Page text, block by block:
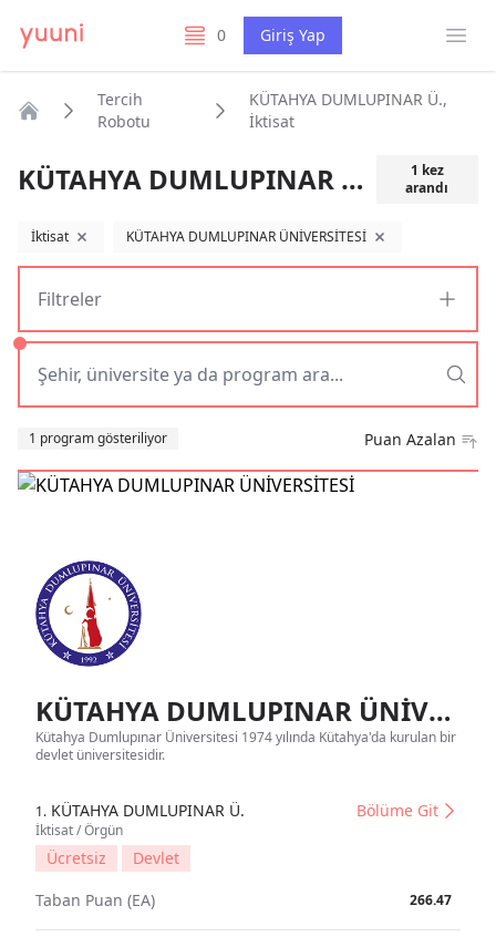
0
listelerim Giriş Yap
Tercih
Robotu
KÜTAHYA DUMLUPINAR Ü.,
İktisat
KÜTAHYA DUMLUPINAR Ü., İktisat 1 kez
arandı
İktisat filtreyi kaldırKÜTAHYA DUMLUPINAR ÜNİVERSİTESİ filtreyi kaldır
Filtreler
1 program gösteriliyor Puan Azalan
KÜTAHYA DUMLUPINAR ÜNİVERSİTESİ Tanıtım
Kütahya Dumlupınar Üniversitesi 1974 yılında Kütahya'da kurulan bir
devlet üniversitesidir.
1. KÜTAHYA DUMLUPINAR Ü.
İktisat / Örgün
Bölüme Git
Ücretsiz
Devlet
Taban Puan (EA)
266.47